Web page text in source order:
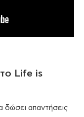
Life is
δώσει απαντήσεις